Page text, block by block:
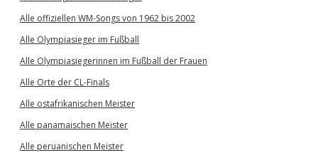
Alle offiziellen WM-Songs von 1962 bis 2002
Alle Olympiasieger im Fußball
Alle Olympiasiegerinnen im Fußball der Frauen
Alle Orte der CL-Finals
Alle ostafrikanischen Meister
Alle panamaischen Meister
Alle peruanischen Meister